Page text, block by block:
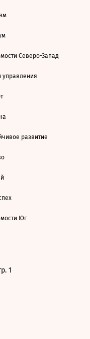
Северо-Запад
управления
развитие
Юг
1